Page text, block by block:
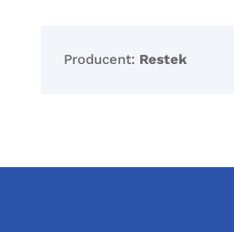
Producent: Restek